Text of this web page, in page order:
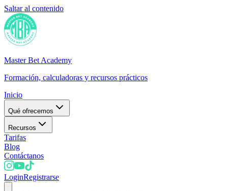
Saltar al contenido
Master Bet Academy
Formación, calculadoras y recursos prácticos
Inicio
Qué ofrecemos
Recursos
Tarifas
Blog
Contáctanos
LoginRegistrarse